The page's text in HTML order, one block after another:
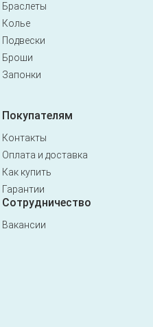
Браслеты
Колье
Подвески
Броши
Запонки
Покупателям
Контакты
Оплата и доставка
Как купить
Гарантии
Сотрудничество
Вакансии